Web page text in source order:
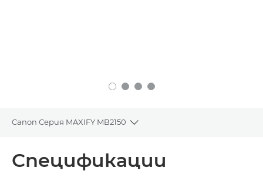
Canon Серия MAXIFY MB2150
Toggle breadcrumbs
Спецификации